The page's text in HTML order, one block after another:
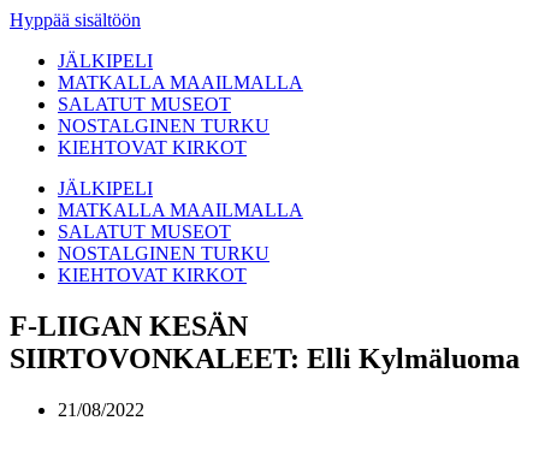
Hyppää sisältöön
JÄLKIPELI
MATKALLA MAAILMALLA
SALATUT MUSEOT
NOSTALGINEN TURKU
KIEHTOVAT KIRKOT
JÄLKIPELI
MATKALLA MAAILMALLA
SALATUT MUSEOT
NOSTALGINEN TURKU
KIEHTOVAT KIRKOT
F-LIIGAN KESÄN
SIIRTOVONKALEET: Elli Kylmäluoma
21/08/2022